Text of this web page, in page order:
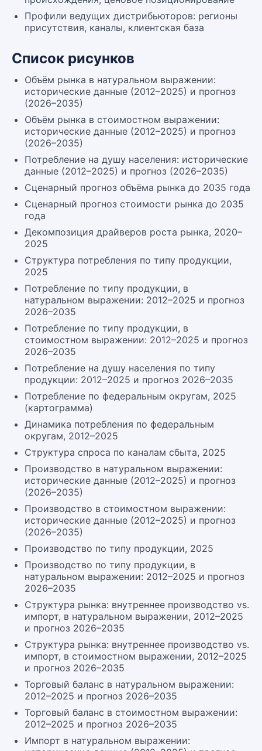
Профили ведущих дистрибьюторов: регионы
присутствия, каналы, клиентская база
Список рисунков
Объём рынка в натуральном выражении:
исторические данные (2012–2025) и прогноз
(2026–2035)
Объём рынка в стоимостном выражении:
исторические данные (2012–2025) и прогноз
(2026–2035)
Потребление на душу населения: исторические
данные (2012–2025) и прогноз (2026–2035)
Сценарный прогноз объёма рынка до 2035 года
Сценарный прогноз стоимости рынка до 2035
года
Декомпозиция драйверов роста рынка, 2020–
2025
Структура потребления по типу продукции,
2025
Потребление по типу продукции, в
натуральном выражении: 2012–2025 и прогноз
2026–2035
Потребление по типу продукции, в
стоимостном выражении: 2012–2025 и прогноз
2026–2035
Потребление на душу населения по типу
продукции: 2012–2025 и прогноз 2026–2035
Потребление по федеральным округам, 2025
(картограмма)
Динамика потребления по федеральным
округам, 2012–2025
Структура спроса по каналам сбыта, 2025
Производство в натуральном выражении:
исторические данные (2012–2025) и прогноз
(2026–2035)
Производство в стоимостном выражении:
исторические данные (2012–2025) и прогноз
(2026–2035)
Производство по типу продукции, 2025
Производство по типу продукции, в
натуральном выражении: 2012–2025 и прогноз
2026–2035
Структура рынка: внутреннее производство vs.
импорт, в натуральном выражении, 2012–2025
и прогноз 2026–2035
Структура рынка: внутреннее производство vs.
импорт, в стоимостном выражении, 2012–2025
и прогноз 2026–2035
Торговый баланс в натуральном выражении:
2012–2025 и прогноз 2026–2035
Торговый баланс в стоимостном выражении:
2012–2025 и прогноз 2026–2035
Импорт в натуральном выражении: